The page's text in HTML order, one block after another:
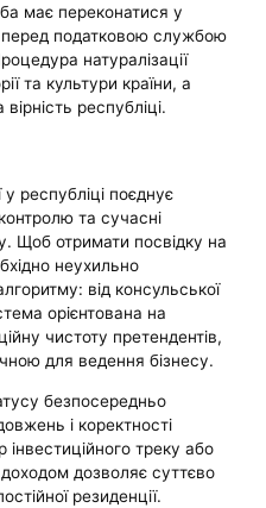
має переконатися у
перед податковою службою
натуралізації
та культури країни, а
республіці.
республіці поєднує
та сучасні
Щоб отримати посвідку на
неухильно
від консульської
орієнтована на
чистоту претендентів,
для ведення бізнесу.
безпосередньо
і коректності
треку або
дозволяє суттєво
резиденції.